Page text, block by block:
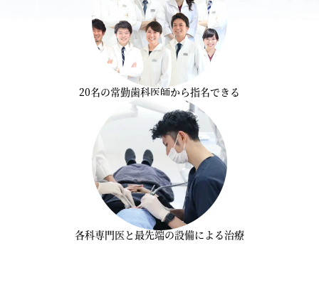
20名の常勤歯科医師から指名できる
各科専門医と最先端の設備による治療